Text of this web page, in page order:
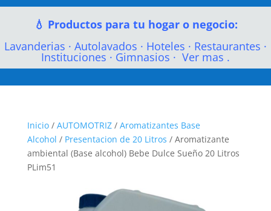
💧 Productos para tu hogar o negocio:
Lavanderias · Autolavados · Hoteles · Restaurantes ·
Instituciones · Gimnasios · Ver mas .
Inicio/ AUTOMOTRIZ/ Aromatizantes Base
Alcohol / Presentacion de 20 Litros / Aromatizante
ambiental (Base alcohol) Bebe Dulce Sueño 20 Litros
PLim51